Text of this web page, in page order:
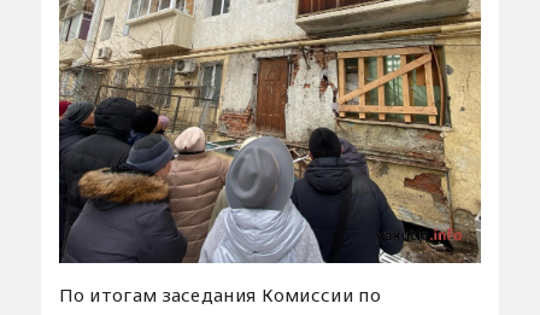
По итогам заседания Комиссии по